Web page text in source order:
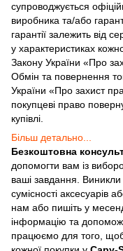
супроводжується
виробника та/або
гарантії залежить від
у характеристиках
Закону України «Про
Обмін та повернення
України «Про захист
покупцеві право
купівлі.
Більш детально...
Безкоштовна
допомогти вам із
ваші завдання.
сумісності
нам або пишіть у
інформацію та
працюємо для того,